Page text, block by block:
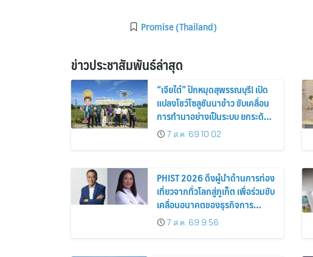
Promise (Thailand)
ข่าวประชาสัมพันธ์ล่าสุด
“เจียไต๋” ปักหมุดสุพรรณบุรี! เปิด
แปลงโชว์โซลูชันนาข้าว ขับเคลื่อน
การทำนาอย่างเป็นระบบ ยกระดับ
เกษตรกรไทย
7 ส.ค. 69 10:02
PHIST 2026 ดึงผู้นำด้านการท่อง
เที่ยวจากทั่วโลกสู่ภูเก็ต เพื่อร่วมขับ
เคลื่อนอนาคตของธุรกิจการ
บริการอย่างยั่งยืน
7 ส.ค. 69 9:56